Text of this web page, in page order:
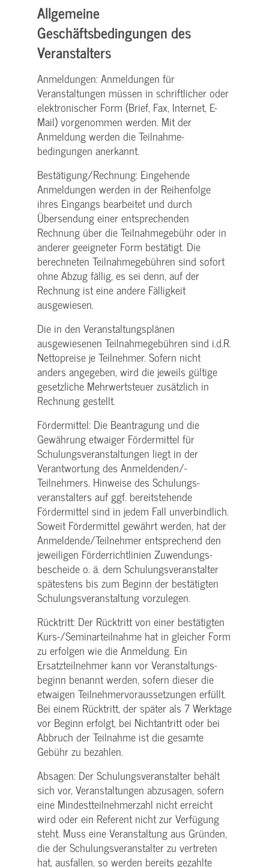
Allgemeine
Geschäftsbedingungen des
Veranstalters
Anmeldungen: Anmeldungen für
Veranstaltungen müssen in schriftlicher oder
elektronischer Form (Brief, Fax, Internet, E-
Mail) vorgenommen werden. Mit der
Anmeldung werden die Teilnahme­
bedingungen anerkannt.
Bestätigung­/Rechnung: Eingehende
Anmeldungen werden in der Reihenfolge
ihres Eingangs bearbeitet und durch
Übersendung einer entsprechenden
Rechnung über die Teilnahmegebühr oder in
anderer geeigneter Form bestätigt. Die
berechneten Teilnahmegebühren sind sofort
ohne Abzug fällig, es sei denn, auf der
Rechnung ist eine andere Fälligkeit
ausgewiesen.
Die in den Veranstaltungsplänen
ausgewiesenen Teilnahmegebühren sind i.d.R.
Nettopreise je Teilnehmer. Sofern nicht
anders angegeben, wird die jeweils gültige
gesetzliche Mehrwertsteuer zusätzlich in
Rechnung gestellt.
Fördermittel: Die Beantragung und die
Gewährung etwaiger Fördermittel für
Schulungs­veranstaltungen liegt in der
Verantwortung des Anmeldenden/­
Teilnehmers. Hinweise des Schulungs­
veranstalters auf ggf. bereitstehende
Fördermittel sind in jedem Fall unverbindlich.
Soweit Fördermittel gewährt werden, hat der
Anmeldende/­Teilnehmer entsprechend den
jeweiligen Förderrichtlinien Zuwendungs­
bescheide o. ä. dem Schulungs­veranstalter
spätestens bis zum Beginn der bestätigten
Schulungs­veranstaltung vorzulegen.
Rücktritt: Der Rücktritt von einer bestätigten
Kurs-/­Seminarteilnahme hat in gleicher Form
zu erfolgen wie die Anmeldung. Ein
Ersatzteilnehmer kann vor Veranstaltungs­
beginn benannt werden, sofern dieser die
etwaigen Teilnehmer­voraussetzungen erfüllt.
Bei einem Rücktritt, der später als 7 Werktage
vor Beginn erfolgt, bei Nichtantritt oder bei
Abbruch der Teilnahme ist die gesamte
Gebühr zu bezahlen.
Absagen: Der Schulungs­veranstalter behält
sich vor, Veranstaltungen abzusagen, sofern
eine Mindest­teilnehmerzahl nicht erreicht
wird oder ein Referent nicht zur Verfügung
steht. Muss eine Veranstaltung aus Gründen,
die der Schulungs­veranstalter zu vertreten
hat, ausfallen, so werden bereits gezahlte